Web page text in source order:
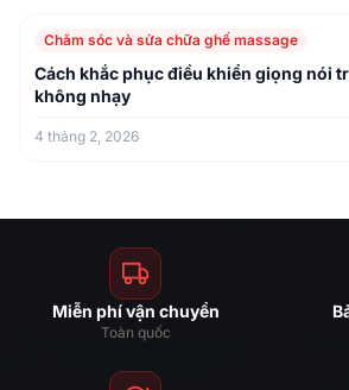
Chăm sóc và sửa chữa ghế massage
Cách khắc phục điều khiển giọng nói
không nhạy
4 tháng 2, 2026
Miễn phí vận chuyển
Toàn quốc